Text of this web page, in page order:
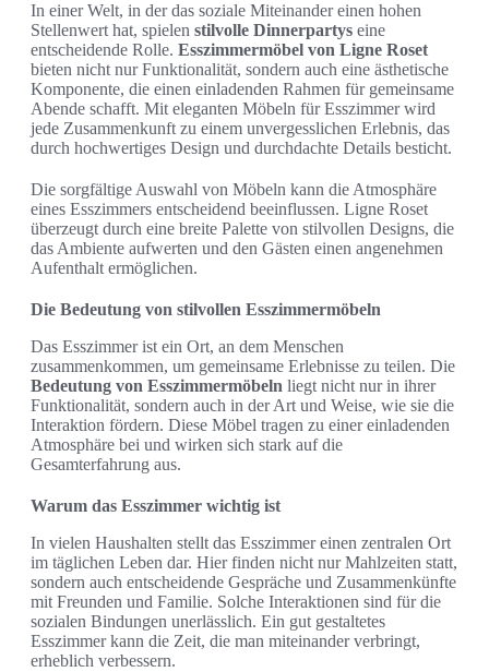
In einer Welt, in der das soziale Miteinander einen hohen
Stellenwert hat, spielen stilvolle Dinnerpartys eine
entscheidende Rolle. Esszimmermöbel von Ligne Roset
bieten nicht nur Funktionalität, sondern auch eine ästhetische
Komponente, die einen einladenden Rahmen für gemeinsame
Abende schafft. Mit eleganten Möbeln für Esszimmer wird
jede Zusammenkunft zu einem unvergesslichen Erlebnis, das
durch hochwertiges Design und durchdachte Details besticht.
Die sorgfältige Auswahl von Möbeln kann die Atmosphäre
eines Esszimmers entscheidend beeinflussen. Ligne Roset
überzeugt durch eine breite Palette von stilvollen Designs, die
das Ambiente aufwerten und den Gästen einen angenehmen
Aufenthalt ermöglichen.
Die Bedeutung von stilvollen Esszimmermöbeln
Das Esszimmer ist ein Ort, an dem Menschen
zusammenkommen, um gemeinsame Erlebnisse zu teilen. Die
Bedeutung von Esszimmermöbeln liegt nicht nur in ihrer
Funktionalität, sondern auch in der Art und Weise, wie sie die
Interaktion fördern. Diese Möbel tragen zu einer einladenden
Atmosphäre bei und wirken sich stark auf die
Gesamterfahrung aus.
Warum das Esszimmer wichtig ist
In vielen Haushalten stellt das Esszimmer einen zentralen Ort
im täglichen Leben dar. Hier finden nicht nur Mahlzeiten statt,
sondern auch entscheidende Gespräche und Zusammenkünfte
mit Freunden und Familie. Solche Interaktionen sind für die
sozialen Bindungen unerlässlich. Ein gut gestaltetes
Esszimmer kann die Zeit, die man miteinander verbringt,
erheblich verbessern.